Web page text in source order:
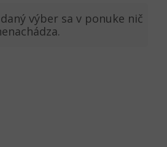
výber sa v ponuke nič